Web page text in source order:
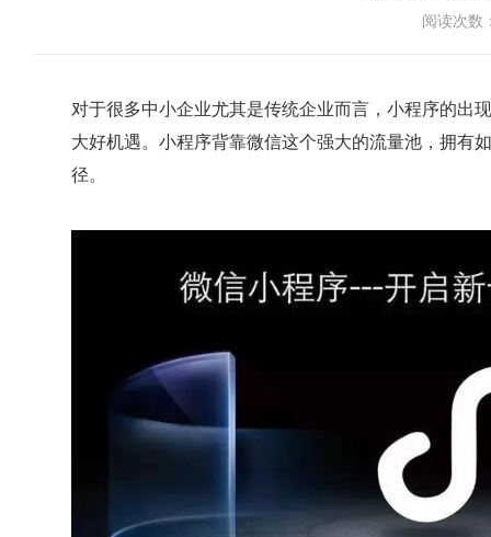
阅读次数
对于很多中小企业尤其是传统企业而言，小程序的出
大好机遇。小程序背靠微信这个强大的流量池，拥有
径。